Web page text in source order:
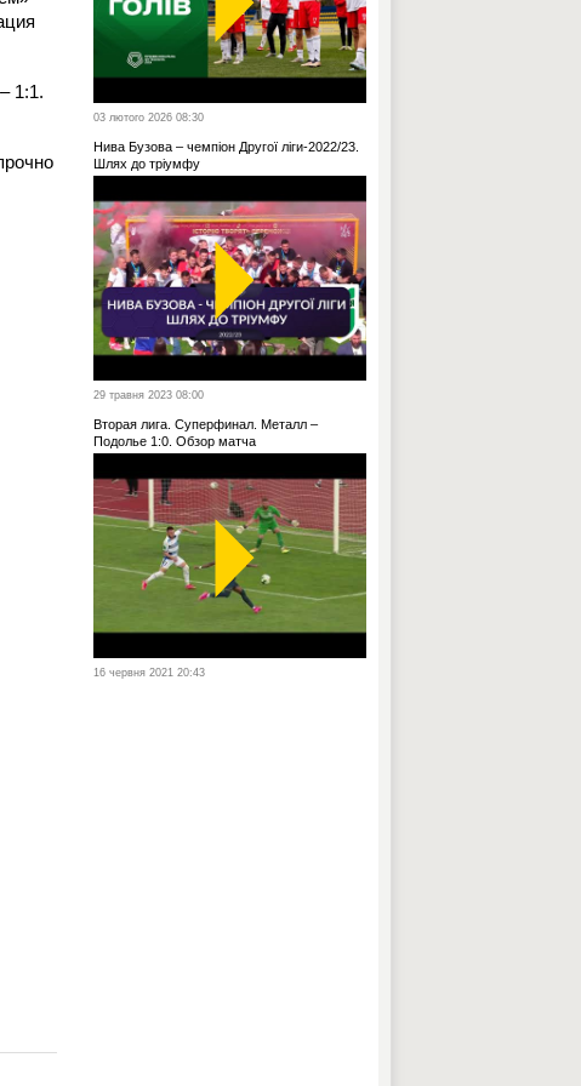
1:1.
03 лютого 2026 08:30
Нива Бузова – чемпіон Другої ліги-2022/23.
Шлях до тріумфу
29 травня 2023 08:00
Вторая лига. Суперфинал. Металл –
Подолье 1:0. Обзор матча
16 червня 2021 20:43